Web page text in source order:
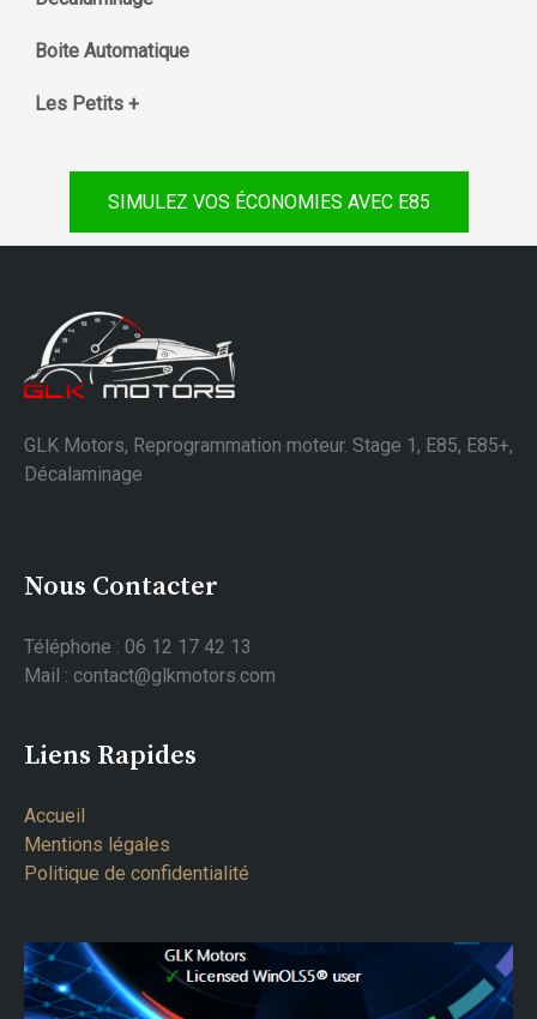
Boite Automatique
Les Petits +
SIMULEZ VOS ÉCONOMIES AVEC E85
GLK Motors, Reprogrammation moteur. Stage 1, E85, E85+,
Décalaminage
Nous Contacter
Téléphone : 06 12 17 42 13
Mail : contact@glkmotors.com
Liens Rapides
Accueil
Mentions légales
Politique de confidentialité